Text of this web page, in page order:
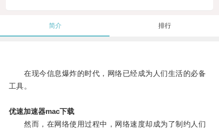
简介 排行
在现今信息爆炸的时代，网络已经成为人们生活的必备
工具。
优速加速器mac下载
然而，在网络使用过程中，网络速度却成为了制约人们